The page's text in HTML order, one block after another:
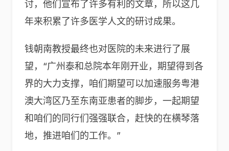
讨，他们宣布了许多有利的文章，所以这几
年来积累了许多医学人文的研讨成果。
钱朝南教授最终也对医院的未来进行了展
望，“广州泰和总院本年刚开业，期望得到各
界的大力支撑，咱们期望可以加速服务粤港
澳大湾区乃至东南亚患者的脚步，一起期望
和咱们的同行们强强联合，赶快的在横琴落
地，推进咱们的工作。”